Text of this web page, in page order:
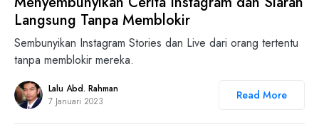
Langsung Tanpa Memblokir
Sembunyikan Instagram Stories dan Live dari orang tertentu
tanpa memblokir mereka.
Lalu Abd. Rahman
7 Januari 2023
Read More